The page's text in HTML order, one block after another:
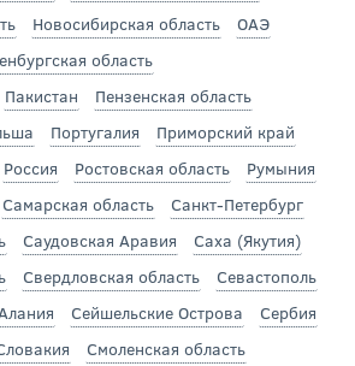
Новосибирская область
ОАЭ
область
Пакистан
Пензенская область
Португалия
Приморский край
Россия Ростовская область
Румыния
Самарская область
Санкт-Петербург
Саудовская Аравия
Саха (Якутия)
Свердловская область
Севастополь
Сейшельские Острова
Сербия
Смоленская область